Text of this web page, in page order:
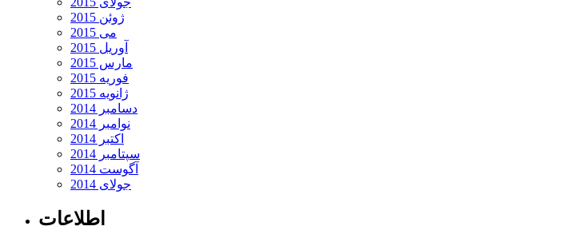
ژوئن 2015
می 2015
آوریل 2015
مارس 2015
فوریه 2015
ژانویه 2015
دسامبر 2014
نوامبر 2014
اکتبر 2014
سپتامبر 2014
آگوست 2014
جولای 2014
اطلاعات